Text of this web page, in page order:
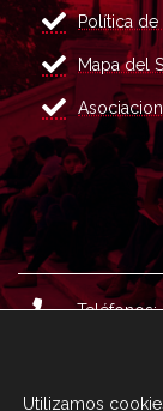
Política de
Mapa del
Teléfonos:
Utilizamos